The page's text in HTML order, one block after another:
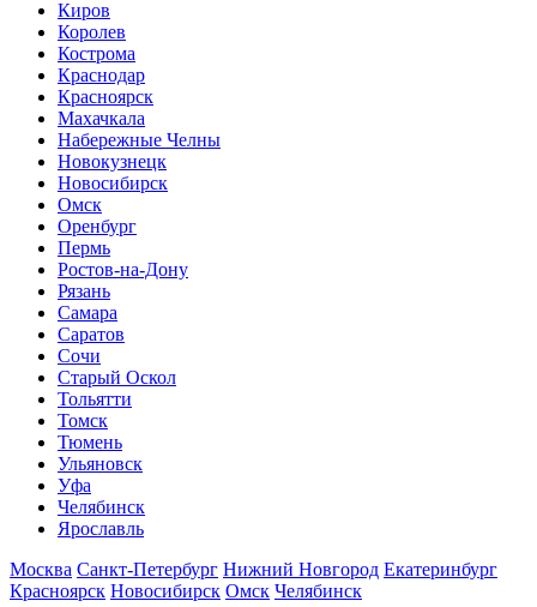
Киров
Королев
Кострома
Краснодар
Красноярск
Махачкала
Набережные Челны
Новокузнецк
Новосибирск
Омск
Оренбург
Пермь
Ростов-на-Дону
Рязань
Самара
Саратов
Сочи
Старый Оскол
Тольятти
Томск
Тюмень
Ульяновск
Уфа
Челябинск
Ярославль
Москва Санкт-Петербург Нижний Новгород Екатеринбург
Красноярск Новосибирск Омск Челябинск